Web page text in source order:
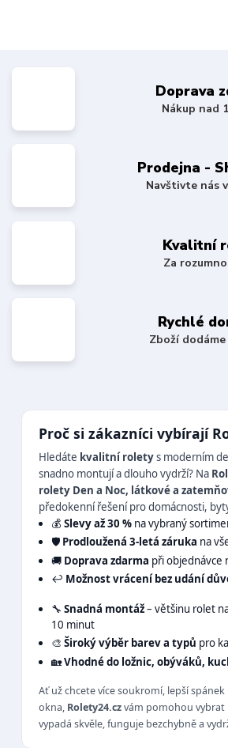
Doprava
Nákup nad
Prodejna -
Navštivte nás
Kvalitní
Za
Rychlé
Zboží
Proč si zákazníci vybírají
Hledáte kvalitní roletys moderním
snadno montují a dlouho vydrží? Na
rolety Den a Noc, látkové a
předokenní řešení pro domácnosti,
💰 Slevy až 30 %na vybraný
🛡️ Prodloužená 3-letá záruka na
🚚 Doprava zdarma při objednávce
↩️ Možnost vrácení bez udání
🔧 Snadná montáž– většinu rolet
10 minut
🎨 Široký výběr barev a typů pro
🏡Vhodné do ložnic, obýváků,
Ať už chcete více soukromí, lepší
okna, Rolety24.czvám pomohou vybrat
vypadá skvěle, funguje bezchybně a